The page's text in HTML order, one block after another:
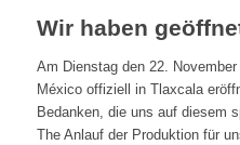
Wir haben
Am Dienstag den 22.
México offiziell in Tlaxcala
Bedanken, die uns auf diesem
The Anlauf der Produktion für